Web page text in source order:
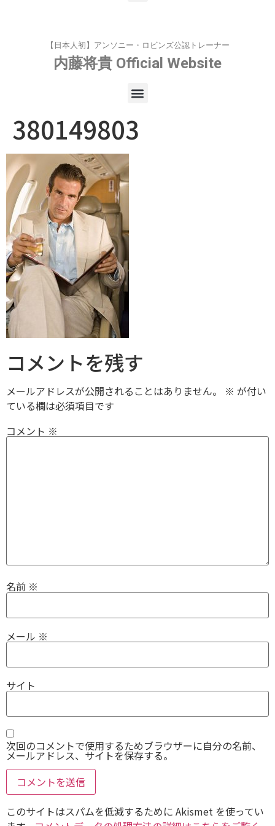
【日本人初】アンソニー・ロビンズ公認トレーナー
内藤将貴 Official Website
380149803
コメントを残す
メールアドレスが公開されることはありません。 ※ が付い
ている欄は必須項目です
コメント ※
名前 ※
メール ※
サイト
次回のコメントで使用するためブラウザーに自分の名前、
メールアドレス、サイトを保存する。
このサイトはスパムを低減するために Akismet を使ってい